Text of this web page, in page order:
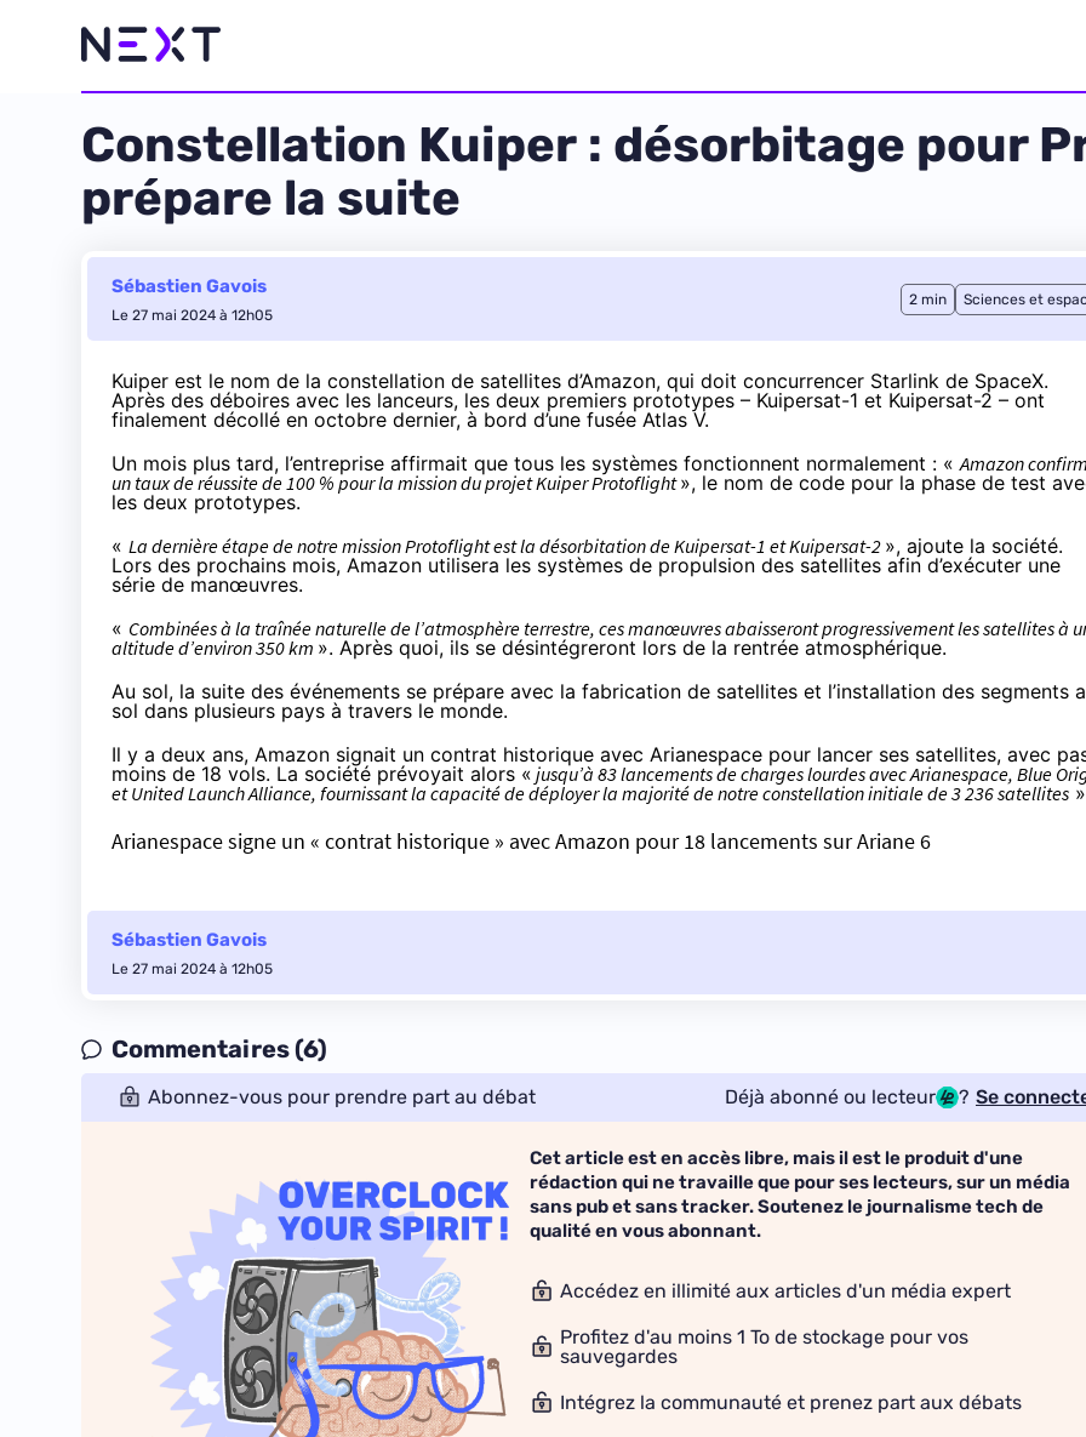
Constellation Kuiper : désorbitage pour
prépare la suite
Sébastien Gavois
Le 27 mai 2024 à 12h05
2 min Sciences et
Kuiper est le nom de la constellation de satellites d’Amazon, qui doit concurrencer Starlink de SpaceX.
Après des déboires avec les lanceurs, les deux premiers prototypes – Kuipersat-1 et Kuipersat-2 – ont
finalement décollé en octobre dernier, à bord d’une fusée Atlas V.
Un mois plus tard, l’entreprise affirmait que tous les systèmes fonctionnent normalement : «Amazon
un taux de réussite de 100 % pour la mission du projet Kuiper Protoflight», le nom de code pour la phase de test
les deux prototypes.
« La dernière étape de notre mission Protoflight est la désorbitation de Kuipersat-1 et Kuipersat-2 », ajoute la société.
Lors des prochains mois, Amazon utilisera les systèmes de propulsion des satellites afin d’exécuter une
série de manœuvres.
« Combinées à la traînée naturelle de l’atmosphère terrestre, ces manœuvres abaisseront progressivement les satellites à
altitude d’environ 350 km ». Après quoi, ils se désintégreront lors de la rentrée atmosphérique.
Au sol, la suite des événements se prépare avec la fabrication de satellites et l’installation des segments
sol dans plusieurs pays à travers le monde.
Il y a deux ans, Amazon signait un contrat historique avec Arianespace pour lancer ses satellites, avec
moins de 18 vols. La société prévoyait alors « jusqu’à 83 lancements de charges lourdes avec Arianespace, Blue
et United Launch Alliance, fournissant la capacité de déployer la majorité de notre constellation initiale de 3 236 satellites
Arianespace signe un « contrat historique » avec Amazon pour 18 lancements sur Ariane 6
Sébastien Gavois
Le 27 mai 2024 à 12h05
Commentaires (6)
Abonnez-vous pour prendre part au débat Déjà abonné ou lecteur ? Se
Cet article est en accès libre, mais il est le produit d'une
rédaction qui ne travaille que pour ses lecteurs, sur un média
sans pub et sans tracker. Soutenez le journalisme tech de
qualité en vous abonnant.
Accédez en illimité aux articles d'un média expert
Profitez d'au moins 1 To de stockage pour vos
sauvegardes
Intégrez la communauté et prenez part aux débats